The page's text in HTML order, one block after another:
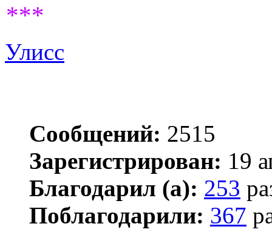
***
Улисс
Сообщений: 2515
Зарегистрирован: 19
Благодарил (а): 253
Поблагодарили: 367